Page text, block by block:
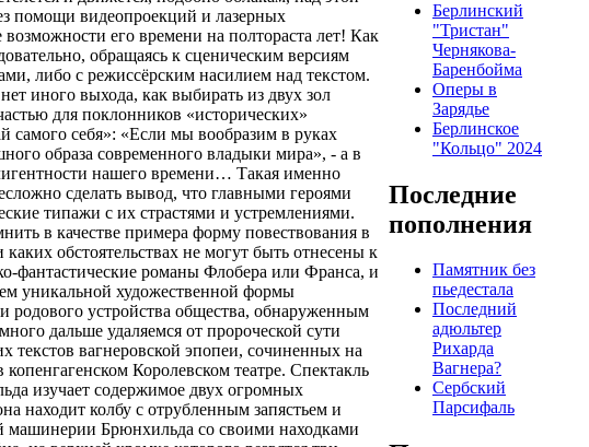
помощи видеопроекций и лазерных
его времени на полтораста лет! Как
обращаясь к сценическим версиям
либо с режиссёрским насилием над текстом.
иного выхода, как выбирать из двух зол
для поклонников «исторических»
самого себя»: «Если мы вообразим в руках
образа современного владыки мира», - а в
нашего времени… Такая именно
сделать вывод, что главными героями
типажи с их страстями и устремлениями.
в качестве примера форму повествования в
обстоятельствах не могут быть отнесены к
фантастические романы Флобера или Франса, и
уникальной художественной формы
родового устройства общества, обнаруженным
дальше удаляемся от пророческой сути
текстов вагнеровской эпопеи, сочиненных на
Королевском театре. Спектакль
изучает содержимое двух огромных
находит колбу с отрубленным запястьем и
машинерии Брюнхильда со своими находками
Берлинский
"Тристан"
Чернякова-
Баренбойма
Оперы в
Зарядье
Берлинское
"Кольцо" 2024
Последние
пополнения
Памятник без
пьедестала
Последний
адюльтер
Рихарда
Вагнера?
Сербский
Парсифаль